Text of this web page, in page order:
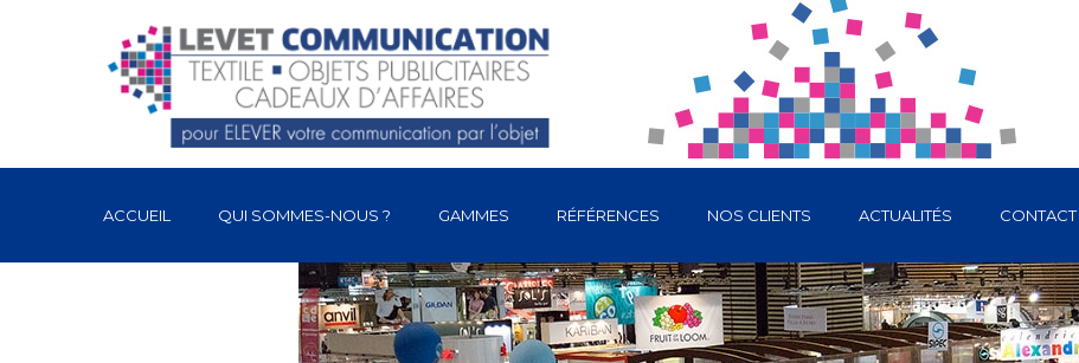
ACCUEIL QUI SOMMES-NOUS ? GAMMES RÉFÉRENCES NOS CLIENTS ACTUALITÉS CONTACT